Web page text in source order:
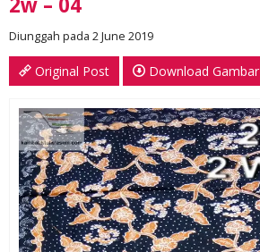
Diunggah pada 2 June 2019
Original Post Download Gambar